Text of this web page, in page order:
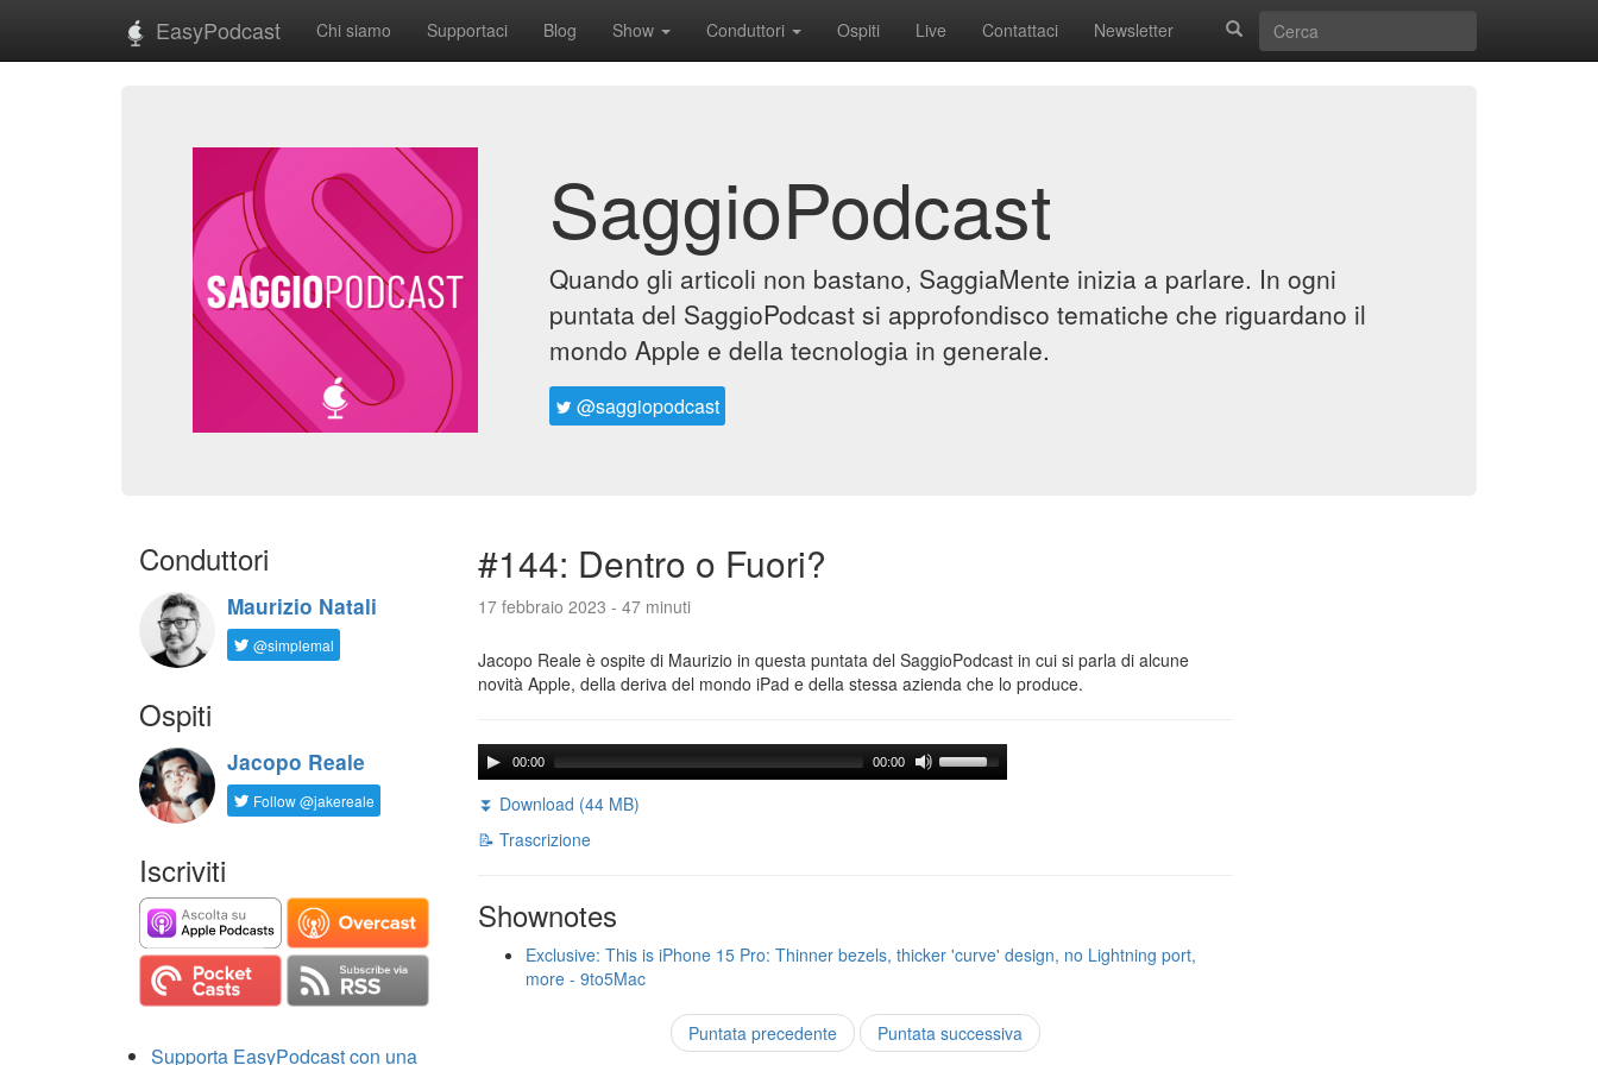
EasyPodcast Chi siamo Supportaci Blog Show Conduttori Ospiti Live Contattaci Newsletter
SaggioPodcast
Quando gli articoli non bastano, SaggiaMente inizia a parlare. In ogni
puntata del SaggioPodcast si approfondisco tematiche che riguardano il
mondo Apple e della tecnologia in generale.
@saggiopodcast
Conduttori
Maurizio Natali
@simplemal
Ospiti
Jacopo Reale
Follow @jakereale
Iscriviti
Supporta EasyPodcast con una
#144: Dentro o Fuori?
17 febbraio 2023 - 47 minuti
Jacopo Reale è ospite di Maurizio in questa puntata del SaggioPodcast in cui si parla di alcune
novità Apple, della deriva del mondo iPad e della stessa azienda che lo produce.
00:00 00:00
⏬ Download (44 MB)
📝 Trascrizione
Shownotes
Exclusive: This is iPhone 15 Pro: Thinner bezels, thicker 'curve' design, no Lightning port,
more - 9to5Mac
Puntata precedente Puntata successiva